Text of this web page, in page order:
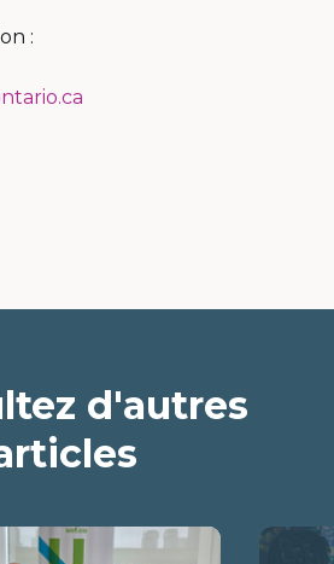
:
d'autres